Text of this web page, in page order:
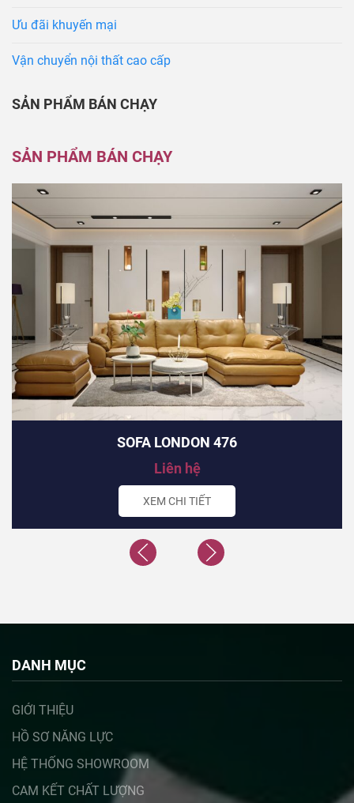
Ưu đãi khuyến mại
Vận chuyển nội thất cao cấp
SẢN PHẨM BÁN CHẠY
SẢN PHẨM BÁN CHẠY
SOFA LONDON 476
Liên hệ
XEM CHI TIẾT
DANH MỤC
GIỚI THIỆU
HỒ SƠ NĂNG LỰC
HỆ THỐNG SHOWROOM
CAM KẾT CHẤT LƯỢNG